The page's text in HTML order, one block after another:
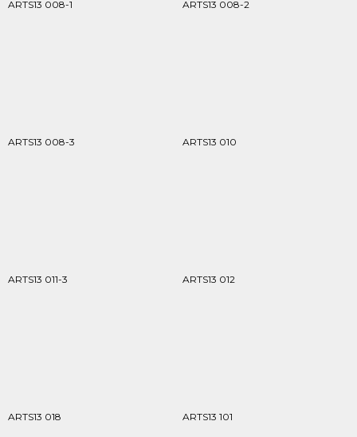
ARTS13 008-1 ARTS13 008-2
ARTS13 008-3 ARTS13 010
ARTS13 011-3 ARTS13 012
ARTS13 018 ARTS13 101